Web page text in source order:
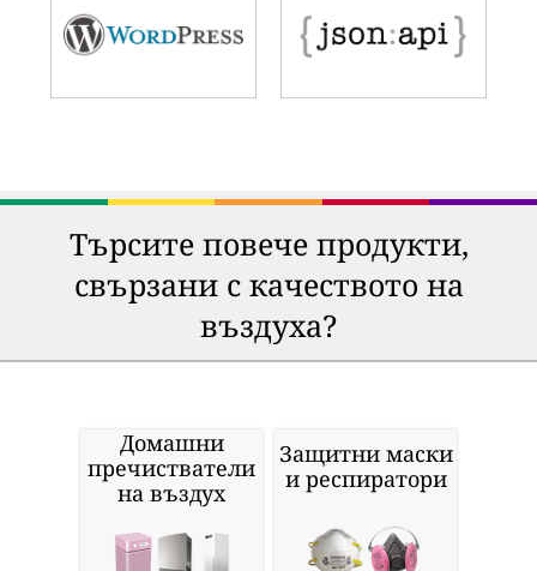
Търсите повече продукти,
свързани с качеството на
въздуха?
Домашни
пречистватели
на въздух
Защитни маски
и респиратори